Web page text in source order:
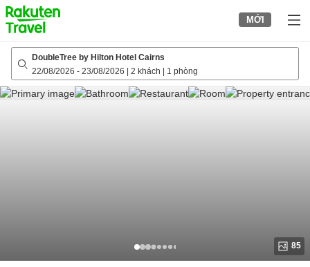
to
top
page
MỚI
DoubleTree by Hilton Hotel Cairns
22/08/2026 - 23/08/2026 2 khách 1 phòng
85